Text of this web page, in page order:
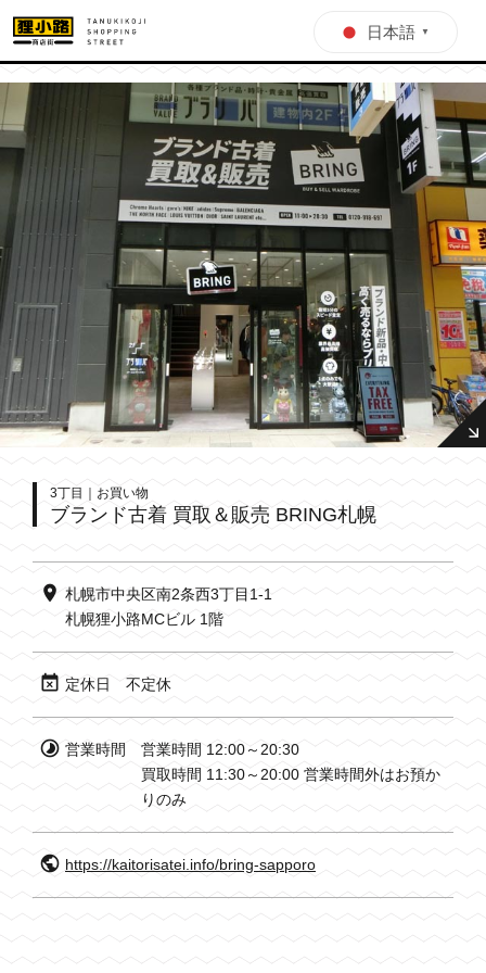
日本語 ▼
3丁目｜お買い物
ブランド古着 買取＆販売 BRING札幌
札幌市中央区南2条西3丁目1-1
札幌狸小路MCビル 1階
定休日 不定休
営業時間
営業時間 12:00～20:30
買取時間 11:30～20:00 営業時間外はお預か
りのみ
https://kaitorisatei.info/bring-sapporo